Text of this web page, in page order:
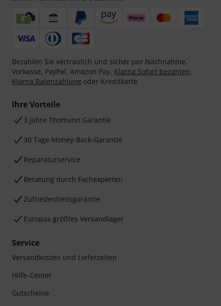
Bezahlen Sie vertraulich und sicher per Nachnahme,
Vorkasse, PayPal, Amazon Pay, Klarna Sofort bezahlen,
Klarna Ratenzahlung oder Kreditkarte.
Ihre Vorteile
3 Jahre Thomann Garantie
30 Tage Money-Back-Garantie
Reparaturservice
Beratung durch Fachexperten
Zufriedenheitsgarantie
Europas größtes Versandlager
Service
Versandkosten und Lieferzeiten
Hilfe-Center
Gutscheine